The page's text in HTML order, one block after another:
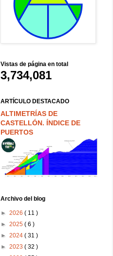
Vistas de página en total
3,734,081
ARTÍCULO DESTACADO
ALTIMETRÍAS DE
CASTELLÓN. ÍNDICE DE
PUERTOS
Archivo del blog
► 2026 ( 11 )
► 2025 ( 6 )
► 2024 ( 31 )
► 2023 ( 32 )